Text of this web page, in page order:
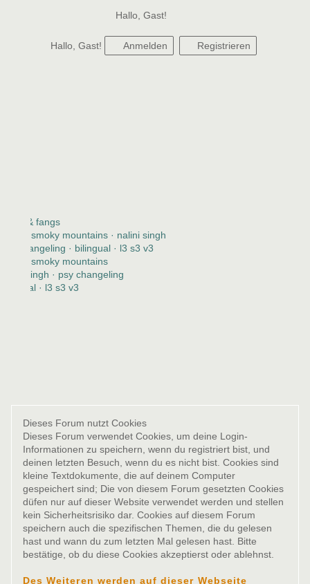
Hallo, Gast!
Hallo, Gast! Anmelden Registrieren
claws & fangs
2123 · smoky mountains · nalini singh
psy changeling · bilingual · l3 s3 v3
2123 · smoky mountains
nalini singh · psy changeling
bilingual · l3 s3 v3
Dieses Forum nutzt Cookies
Dieses Forum verwendet Cookies, um deine Login-
Informationen zu speichern, wenn du registriert bist, und
deinen letzten Besuch, wenn du es nicht bist. Cookies sind
kleine Textdokumente, die auf deinem Computer
gespeichert sind; Die von diesem Forum gesetzten Cookies
düfen nur auf dieser Website verwendet werden und stellen
kein Sicherheitsrisiko dar. Cookies auf diesem Forum
speichern auch die spezifischen Themen, die du gelesen
hast und wann du zum letzten Mal gelesen hast. Bitte
bestätige, ob du diese Cookies akzeptierst oder ablehnst.
Des Weiteren werden auf dieser Webseite